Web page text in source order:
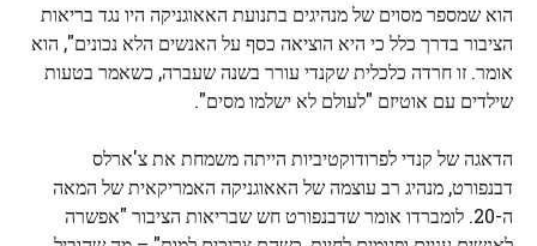
הוא שמספר מסוים של מנהיגים בתנועת האאוגניקה היו נגד בריאות
הציבור בדרך כלל כי היא הוציאה כסף על האנשים הלא נכונים", הוא
אומר. זו חרדה כלכלית שקנדי עורר בשנה שעברה, כשאמר בטעות
שילדים עם אוטיזם "לעולם לא ישלמו מסים".
הדאגה של קנדי ​​לפרודוקטיביות הייתה משמחת את צ'ארלס
דבנפורט, מנהיג רב עוצמה של האאוגניקה האמריקאית של המאה
ה-20. לומברדו אומר שדבנפורט חש שבריאות הציבור "אפשרה